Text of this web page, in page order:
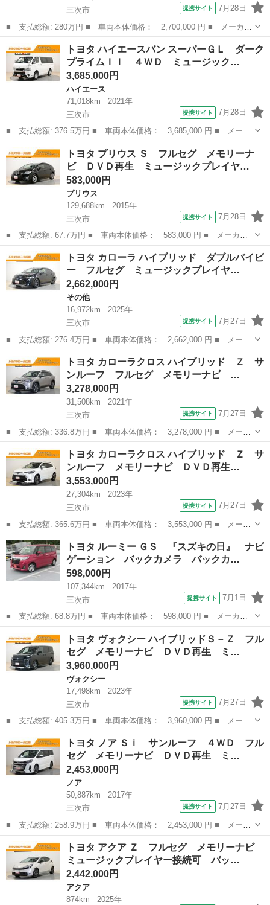
三次市
提携サイト 7月28日
■ 支払総額: 280万円 ■ 車両本体価格： 2,700,000 円 ■ メーカー
名： トヨタ ■ 車種名： プリウス ■ グレード名： Ｓツーリン
グセレクション ４ＷＤ モデリスタフルエアロ １８インチ社外ホ
イール キ...
三次市 プリウス
トヨタ ハイエースバン スーパーＧＬ ダーク
プライムＩＩ ４ＷＤ ミュージック…
3,685,000円
ハイエース
71,018km
2021年
三次市
提携サイト 7月28日
■ 支払総額: 376.5万円 ■ 車両本体価格： 3,685,000 円 ■ メーカ
ー名： トヨタ ■ 車種名： ハイエースバン ■ グレード名： ス
ーパーＧＬ ダークプライムＩＩ ４ＷＤ ミュージックプレイヤー
接続可 ...
三次市 ハイエース
トヨタ プリウス Ｓ フルセグ メモリーナ
ビ ＤＶＤ再生 ミュージックプレイヤ…
583,000円
プリウス
129,688km
2015年
三次市
提携サイト 7月28日
■ 支払総額: 67.7万円 ■ 車両本体価格： 583,000 円 ■ メーカー
名： トヨタ ■ 車種名： プリウス ■ グレード名： Ｓ フルセ
グ メモリーナビ ＤＶＤ再生 ミュージックプレイヤー接続可 バ
ックカメラ ...
三次市 プリウス
トヨタ カローラ ハイブリッド ダブルバイビ
ー フルセグ ミュージックプレイヤ…
2,662,000円
その他
16,972km
2025年
三次市
提携サイト 7月27日
■ 支払総額: 276.4万円 ■ 車両本体価格： 2,662,000 円 ■ メーカ
ー名： トヨタ ■ 車種名： カローラ ■ グレード名： ハイブリ
ッド ダブルバイビー フルセグ ミュージックプレイヤー接続可
バックカ...
三次市 その他
トヨタ カローラクロス ハイブリッド Ｚ サ
ンルーフ フルセグ メモリーナビ …
3,278,000円
31,508km
2021年
三次市
提携サイト 7月27日
■ 支払総額: 336.8万円 ■ 車両本体価格： 3,278,000 円 ■ メーカ
ー名： トヨタ ■ 車種名： カローラクロス ■ グレード名： ハ
イブリッド Ｚ サンルーフ フルセグ メモリーナビ ミュージッ
クプレイ...
三次市 トヨタ
トヨタ カローラクロス ハイブリッド Ｚ サ
ンルーフ メモリーナビ ＤＶＤ再生…
3,553,000円
27,304km
2023年
三次市
提携サイト 7月27日
■ 支払総額: 365.6万円 ■ 車両本体価格： 3,553,000 円 ■ メーカ
ー名： トヨタ ■ 車種名： カローラクロス ■ グレード名： ハ
イブリッド Ｚ サンルーフ メモリーナビ ＤＶＤ再生 ミュージ
ックプレ...
広島 三次市 トヨタ
トヨタ ルーミー ＧＳ 『スズキの日』 ナビ
ゲーション バックカメラ バックカ…
598,000円
107,344km
2017年
三次市
提携サイト 7月1日
■ 支払総額: 68.8万円 ■ 車両本体価格： 598,000 円 ■ メーカー
名： トヨタ ■ 車種名： ルーミー ■ グレード名： ＧＳ 『ス
ズキの日』 ナビゲーション バックカメラ バックカメラ オート
ライト Ｂｌ...
三次市 トヨタ
トヨタ ヴォクシー ハイブリッドＳ－Ｚ フル
セグ メモリーナビ ＤＶＤ再生 ミ…
3,960,000円
ヴォクシー
17,498km
2023年
三次市
提携サイト 7月27日
■ 支払総額: 405.3万円 ■ 車両本体価格： 3,960,000 円 ■ メーカ
ー名： トヨタ ■ 車種名： ヴォクシー ■ グレード名： ハイブ
リッドＳ－Ｚ フルセグ メモリーナビ ＤＶＤ再生 ミュージック
プレイヤ...
三次市 ヴォクシー
トヨタ ノア Ｓｉ サンルーフ ４ＷＤ フル
セグ メモリーナビ ＤＶＤ再生 ミ…
2,453,000円
ノア
50,887km
2017年
三次市
提携サイト 7月27日
■ 支払総額: 258.9万円 ■ 車両本体価格： 2,453,000 円 ■ メーカ
ー名： トヨタ ■ 車種名： ノア ■ グレード名： Ｓｉ サンル
ーフ ４ＷＤ フルセグ メモリーナビ ＤＶＤ再生 ミュージック
プレイヤ...
三次市 ノア
トヨタ アクア Ｚ フルセグ メモリーナビ
ミュージックプレイヤー接続可 バッ…
2,442,000円
アクア
874km
2025年